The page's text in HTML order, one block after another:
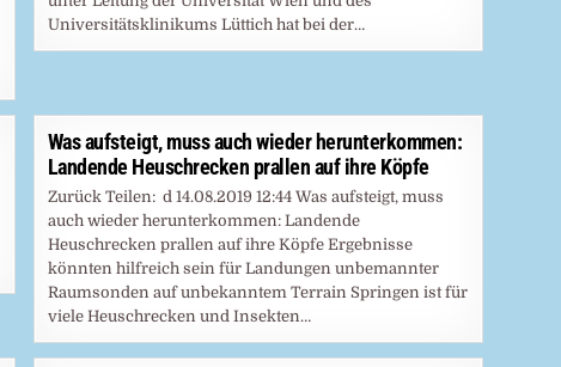
Universitätsklinikums Lüttich hat bei der…
Was aufsteigt, muss auch wieder herunterkommen:
Landende Heuschrecken prallen auf ihre Köpfe
Zurück Teilen: d 14.08.2019 12:44 Was aufsteigt, muss
auch wieder herunterkommen: Landende
Heuschrecken prallen auf ihre Köpfe Ergebnisse
könnten hilfreich sein für Landungen unbemannter
Raumsonden auf unbekanntem Terrain Springen ist für
viele Heuschrecken und Insekten…